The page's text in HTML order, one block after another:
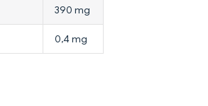
390 mg
0,4 mg